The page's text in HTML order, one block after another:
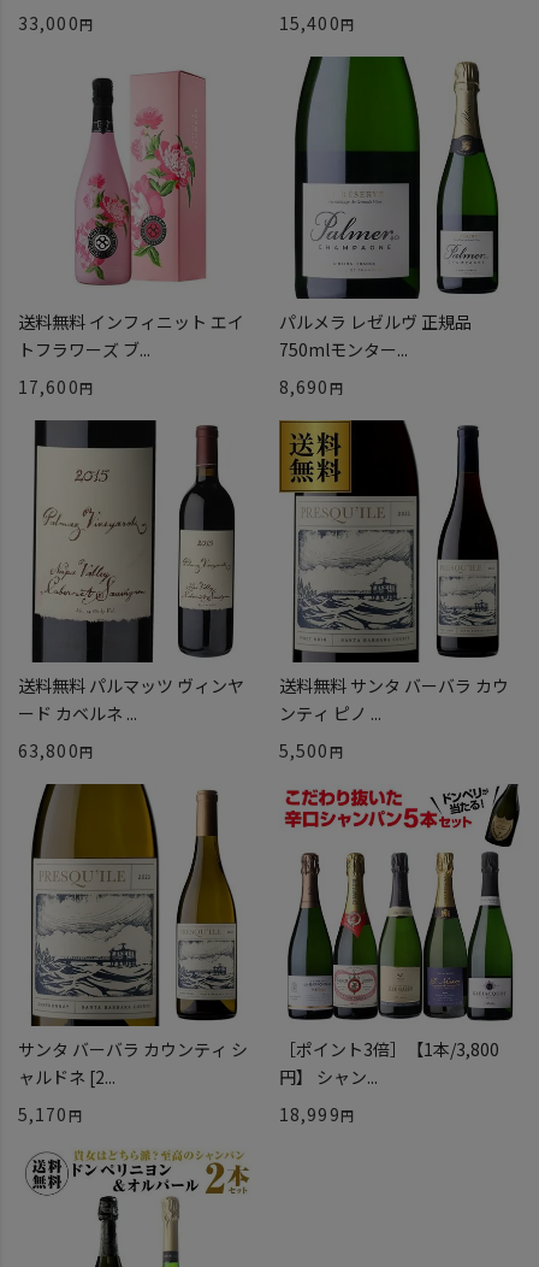
33,000
15,400
送料無料 インフィニット エイ
トフラワーズ ブ...
17,600
パルメラ レゼルヴ 正規品
750mlモンター...
8,690
送料無料 パルマッツ ヴィンヤ
ード カベルネ ...
63,800
送料無料 サンタ バーバラ カウ
ンティ ピノ ...
5,500
サンタ バーバラ カウンティ シ
ャルドネ [2...
5,170
［ポイント3倍］【1本/3,800
円】 シャン...
18,999